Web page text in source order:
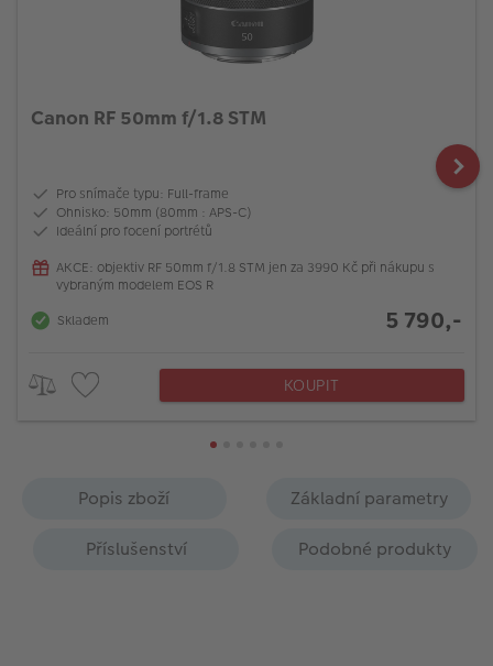
Canon RF 50mm f/1.8 STM
Pro snímače typu: Full-frame
Ohnisko: 50mm (80mm : APS-C)
Ideální pro focení portrétů
AKCE: objektiv RF 50mm f/1.8 STM jen za 3990 Kč při nákupu s
vybraným modelem EOS R
Skladem
5 790,-
KOUPIT
Popis zboží
Základní parametry
Příslušenství
Podobné produkty